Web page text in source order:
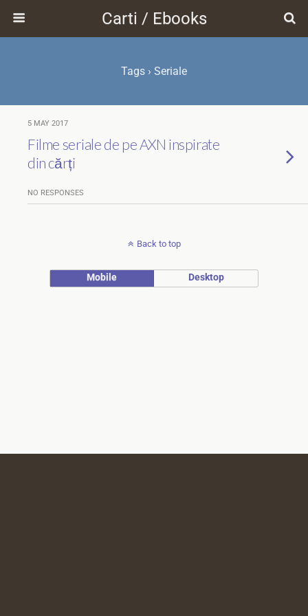
Carti / Ebooks
Tags › Seriale
5 MAY 2017
Filme seriale de pe AXN inspirate
din cărți
NO RESPONSES
Back to top
Mobile Desktop